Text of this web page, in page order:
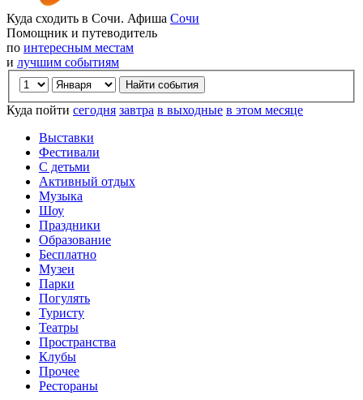
Куда сходить в Сочи. Афиша Сочи
Помощник и путеводитель
по интересным местам
и лучшим событиям
Куда пойти сегодня завтра в выходные в этом месяце
Выставки
Фестивали
С детьми
Активный отдых
Музыка
Шоу
Праздники
Образование
Бесплатно
Музеи
Парки
Погулять
Туристу
Театры
Пространства
Клубы
Прочее
Рестораны